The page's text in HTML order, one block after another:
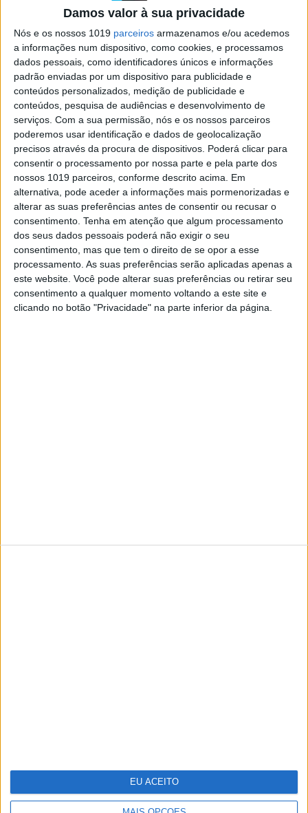
Damos valor à sua privacidade
Nós e os nossos 1019 parceiros armazenamos e/ou acedemos
a informações num dispositivo, como cookies, e processamos
dados pessoais, como identificadores únicos e informações
padrão enviadas por um dispositivo para publicidade e
conteúdos personalizados, medição de publicidade e
conteúdos, pesquisa de audiências e desenvolvimento de
serviços. Com a sua permissão, nós e os nossos parceiros
poderemos usar identificação e dados de geolocalização
precisos através da procura de dispositivos. Poderá clicar para
consentir o processamento por nossa parte e pela parte dos
nossos 1019 parceiros, conforme descrito acima. Em
alternativa, pode aceder a informações mais pormenorizadas e
alterar as suas preferências antes de consentir ou recusar o
consentimento. Tenha em atenção que algum processamento
dos seus dados pessoais poderá não exigir o seu
consentimento, mas que tem o direito de se opor a esse
processamento. As suas preferências serão aplicadas apenas a
este website. Você pode alterar suas preferências ou retirar seu
consentimento a qualquer momento voltando a este site e
clicando no botão "Privacidade" na parte inferior da página.
EU ACEITO
SITES DO GRUPO TRUST IN NEWS
Visão Holofote
Caras Caras Decoração
Exame Exame Informática
Jornal de Letras Telenovelas
Visão Júnior TV Mais
Visão Saúde Visão +